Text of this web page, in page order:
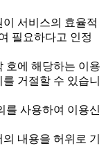
서비스의 효율적
필요하다고 인정
에 해당하는 이용
거절할 수 있습니
를 사용하여 이용신
내용을 허위로 기